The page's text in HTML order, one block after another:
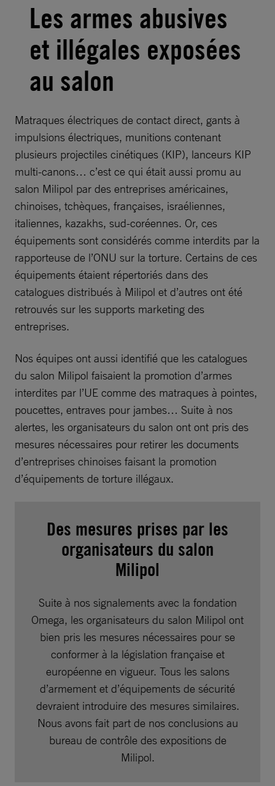
Les armes abusives
et illégales exposées
au salon
Matraques électriques de contact direct, gants à
impulsions électriques, munitions contenant
plusieurs projectiles cinétiques (KIP), lanceurs KIP
multi-canons… c’est ce qui était aussi promu au
salon Milipol par des entreprises américaines,
chinoises, tchèques, françaises, israéliennes,
italiennes, kazakhs, sud-coréennes. Or, ces
équipements sont considérés comme interdits par la
rapporteuse de l’ONU sur la torture. Certains de ces
équipements étaient répertoriés dans des
catalogues distribués à Milipol et d’autres ont été
retrouvés sur les supports marketing des
entreprises.
Nos équipes ont aussi identifié que les catalogues
du salon Milipol faisaient la promotion d’armes
interdites par l’UE comme des matraques à pointes,
poucettes, entraves pour jambes… Suite à nos
alertes, les organisateurs du salon ont ont pris des
mesures nécessaires pour retirer les documents
d’entreprises chinoises faisant la promotion
d’équipements de torture illégaux.
Des mesures prises par les
organisateurs du salon
Milipol
Suite à nos signalements avec la fondation
Omega, les organisateurs du salon Milipol ont
bien pris les mesures nécessaires pour se
conformer à la législation française et
européenne en vigueur. Tous les salons
d’armement et d’équipements de sécurité
devraient introduire des mesures similaires.
Nous avons fait part de nos conclusions au
bureau de contrôle des expositions de
Milipol.